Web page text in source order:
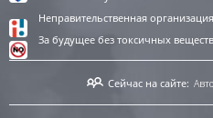
Неправительственная
За будущее без токсичных
Сейчас на сайте: